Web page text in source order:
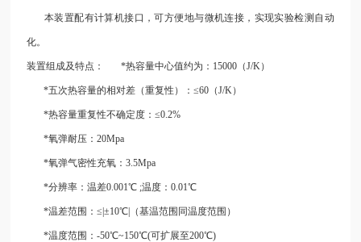
本装置配有计算机接口，可方便地与微机连接，实现实验检测自动
化。
装置组成及特点： *热容量中心值约为：15000（J/K）
*五次热容量的相对差（重复性）：≤60（J/K）
*热容量重复性不确定度：≤0.2%
*氧弹耐压：20Mpa
*氧弹气密性充氧：3.5Mpa
*分辨率：温差0.001℃ ;温度：0.01℃
*温差范围：≤|±10℃|（基温范围同温度范围）
*温度范围：-50℃~150℃(可扩展至200℃)